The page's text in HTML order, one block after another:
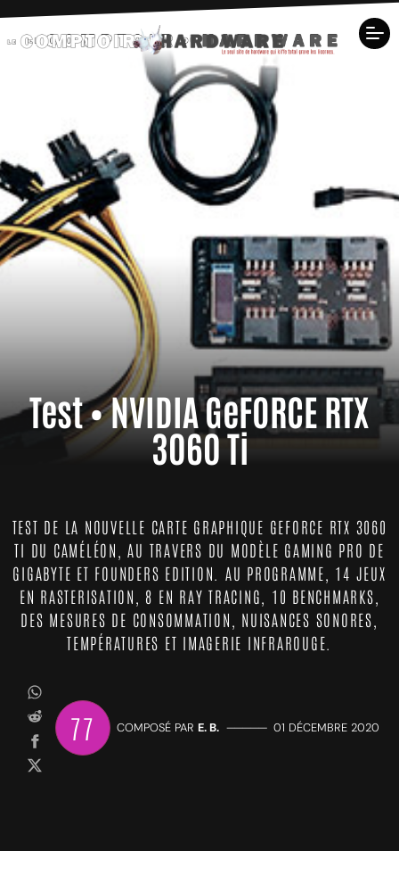
Test • NVIDIA GeFORCE RTX
3060 Ti
TEST DE LA NOUVELLE CARTE GRAPHIQUE GEFORCE RTX 3060
TI DU CAMÉLÉON, AU TRAVERS DU MODÈLE GAMING PRO DE
GIGABYTE ET FOUNDERS EDITION. AU PROGRAMME, 14 JEUX
EN RASTERISATION, 8 EN RAY TRACING, 10 BENCHMARKS,
DES MESURES DE CONSOMMATION, NUISANCES SONORES,
TEMPÉRATURES ET IMAGERIE INFRAROUGE.
77 COMPOSÉ PAR E. B. ————— 01 DÉCEMBRE 2020